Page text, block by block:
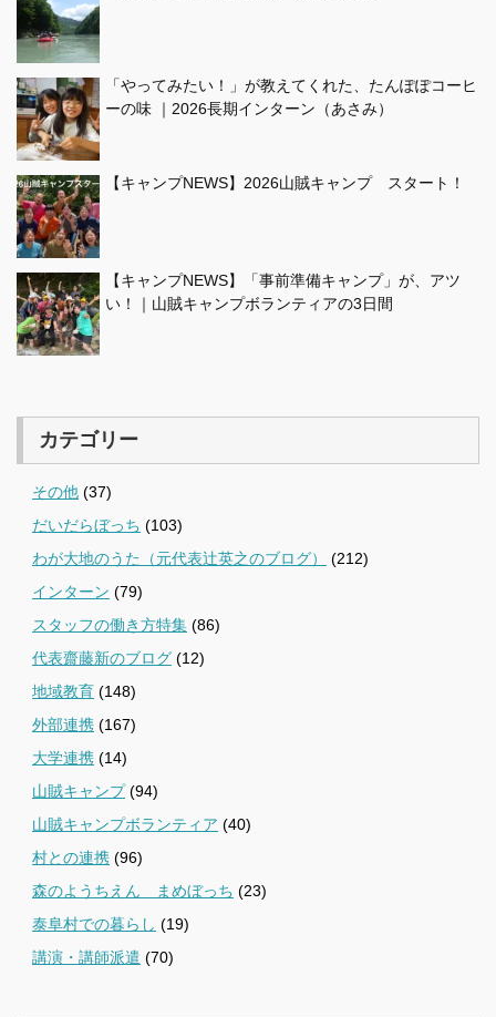
「やってみたい！」が教えてくれた、たんぽぽコーヒ
ーの味 ｜2026長期インターン（あさみ）
【キャンプNEWS】2026山賊キャンプ スタート！
【キャンプNEWS】「事前準備キャンプ」が、アツ
い！｜山賊キャンプボランティアの3日間
カテゴリー
その他 (37)
だいだらぼっち (103)
わが大地のうた（元代表辻英之のブログ）
(212)
インターン (79)
スタッフの働き方特集 (86)
代表齋藤新のブログ (12)
地域教育 (148)
外部連携 (167)
大学連携 (14)
山賊キャンプ(94)
山賊キャンプボランティア (40)
村との連携 (96)
森のようちえん まめぼっち (23)
泰阜村での暮らし (19)
講演・講師派遣 (70)